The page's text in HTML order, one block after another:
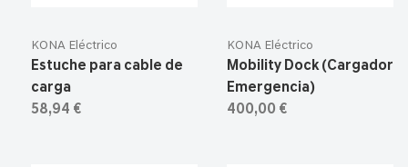
KONA Eléctrico
Estuche para cable de
carga
58,94 €
KONA Eléctrico
Mobility Dock (Cargador
Emergencia)
400,00 €